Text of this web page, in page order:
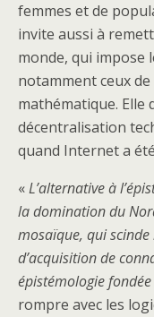
femmes et de
invite aussi à
monde, qui impose
notamment ceux
mathématique. Elle
décentralisation
quand Internet a
«L’alternative à
la domination du
mosaïque, qui
d’acquisition de
épistémologie
rompre avec les